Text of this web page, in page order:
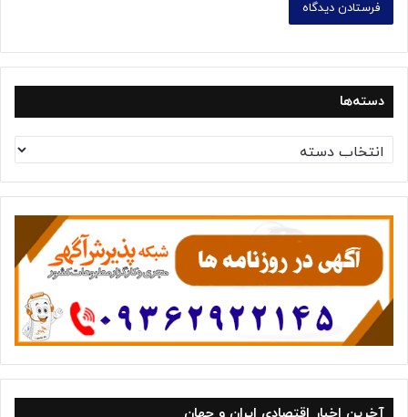
دسته‌ها
س
ت
ه‌
ه